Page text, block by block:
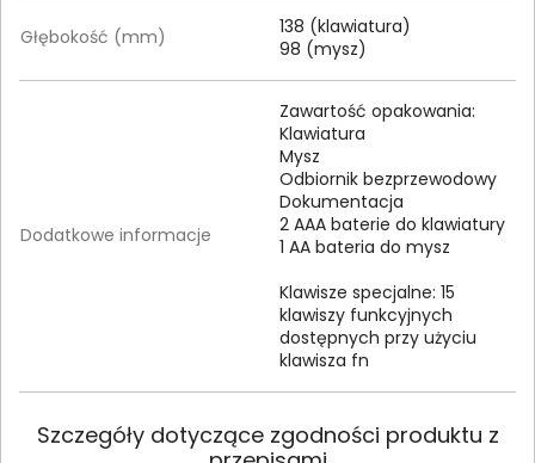
Głębokość (mm)
138 (klawiatura)
98 (mysz)
Dodatkowe informacje
Zawartość opakowania:
Klawiatura
Mysz
Odbiornik bezprzewodowy
Dokumentacja
2 AAA baterie do klawiatury
1 AA bateria do mysz
Klawisze specjalne: 15
klawiszy funkcyjnych
dostępnych przy użyciu
klawisza fn
Szczegóły dotyczące zgodności produktu z